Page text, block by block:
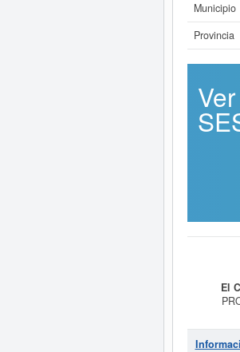
Municipio
Provincia
El
26/
Estándar